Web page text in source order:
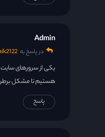
Admin
در پاسخ به
یکی از سرورهای
هستیم تا مشکل
پاسخ